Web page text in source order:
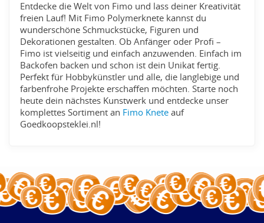
Entdecke die Welt von Fimo und lass deiner Kreativität
freien Lauf! Mit Fimo Polymerknete kannst du
wunderschöne Schmuckstücke, Figuren und
Dekorationen gestalten. Ob Anfänger oder Profi –
Fimo ist vielseitig und einfach anzuwenden. Einfach im
Backofen backen und schon ist dein Unikat fertig.
Perfekt für Hobbykünstler und alle, die langlebige und
farbenfrohe Projekte erschaffen möchten. Starte noch
heute dein nächstes Kunstwerk und entdecke unser
komplettes Sortiment an Fimo Knete auf
Goedkoopsteklei.nl!